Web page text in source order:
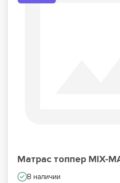
Матрас топпер MIX-
В наличии